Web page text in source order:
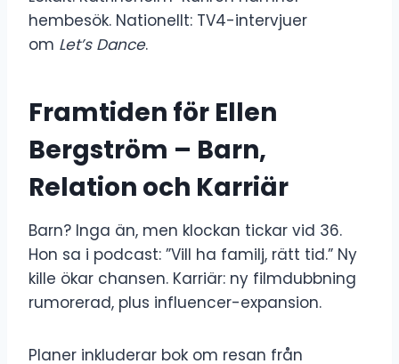
hembesök. Nationellt: TV4-intervjuer
om Let’s Dance.
Framtiden för Ellen
Bergström – Barn,
Relation och Karriär
Barn? Inga än, men klockan tickar vid 36.
Hon sa i podcast: ”Vill ha familj, rätt tid.” Ny
kille ökar chansen. Karriär: ny filmdubbning
rumorerad, plus influencer-expansion.
Planer inkluderar bok om resan från